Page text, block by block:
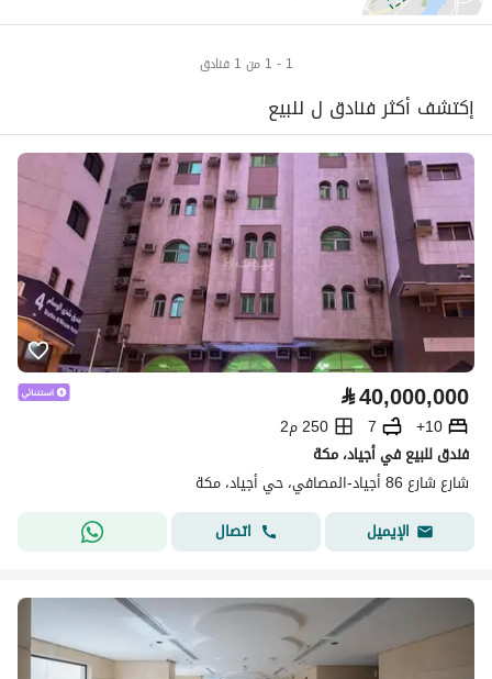
1 - 1 من 1 فنادق
إكتشف أكثر فنادق ل للبيع
⃁40,000,000
10+
7
250 م2
فندق للبيع في أجياد، مكة
شارع شارع 86 أجياد-المصافي، حي أجياد، مكة
الإيميل
اتصال